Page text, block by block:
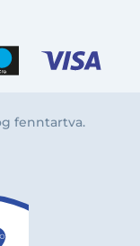
fenntartva.